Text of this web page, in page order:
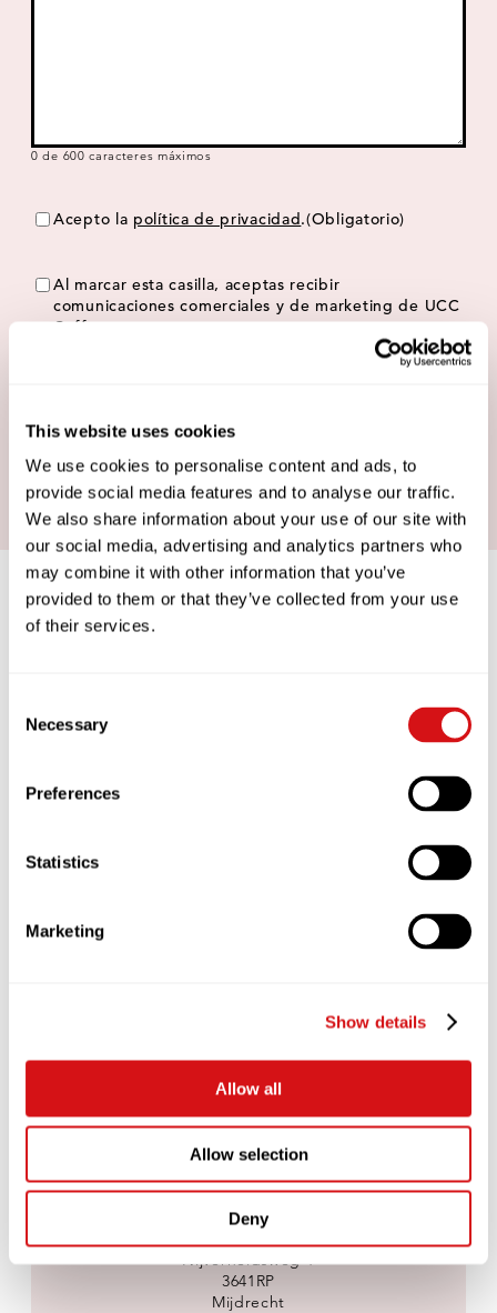
This website uses cookies
We use cookies to personalise content and ads, to
provide social media features and to analyse our traffic.
We also share information about your use of our site with
our social media, advertising and analytics partners who
may combine it with other information that you’ve
provided to them or that they’ve collected from your use
of their services.
Selection
Necessary
Preferences
Statistics
Marketing
Show details
Allow all
Allow selection
Deny
0 de 600 caracteres máximos
Consentimiento(Obligatorio)
Acepto la política de privacidad.(Obligatorio)
ConsentimientoMarketing
Al marcar esta casilla, aceptas recibir
comunicaciones comerciales y de marketing de UCC
Coffee.
NORTE DE EUROPA
8700 AD Bolsward
Tel: +31 (0) 515 54 83 33
Fax: +31 (0) 515 57 33 45
SMIT & DORLAS
Nijverheidsweg 1
3641RP
Mijdrecht